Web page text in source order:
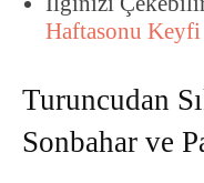
Haftasonu Keyfi
Turuncudan
Sonbahar ve